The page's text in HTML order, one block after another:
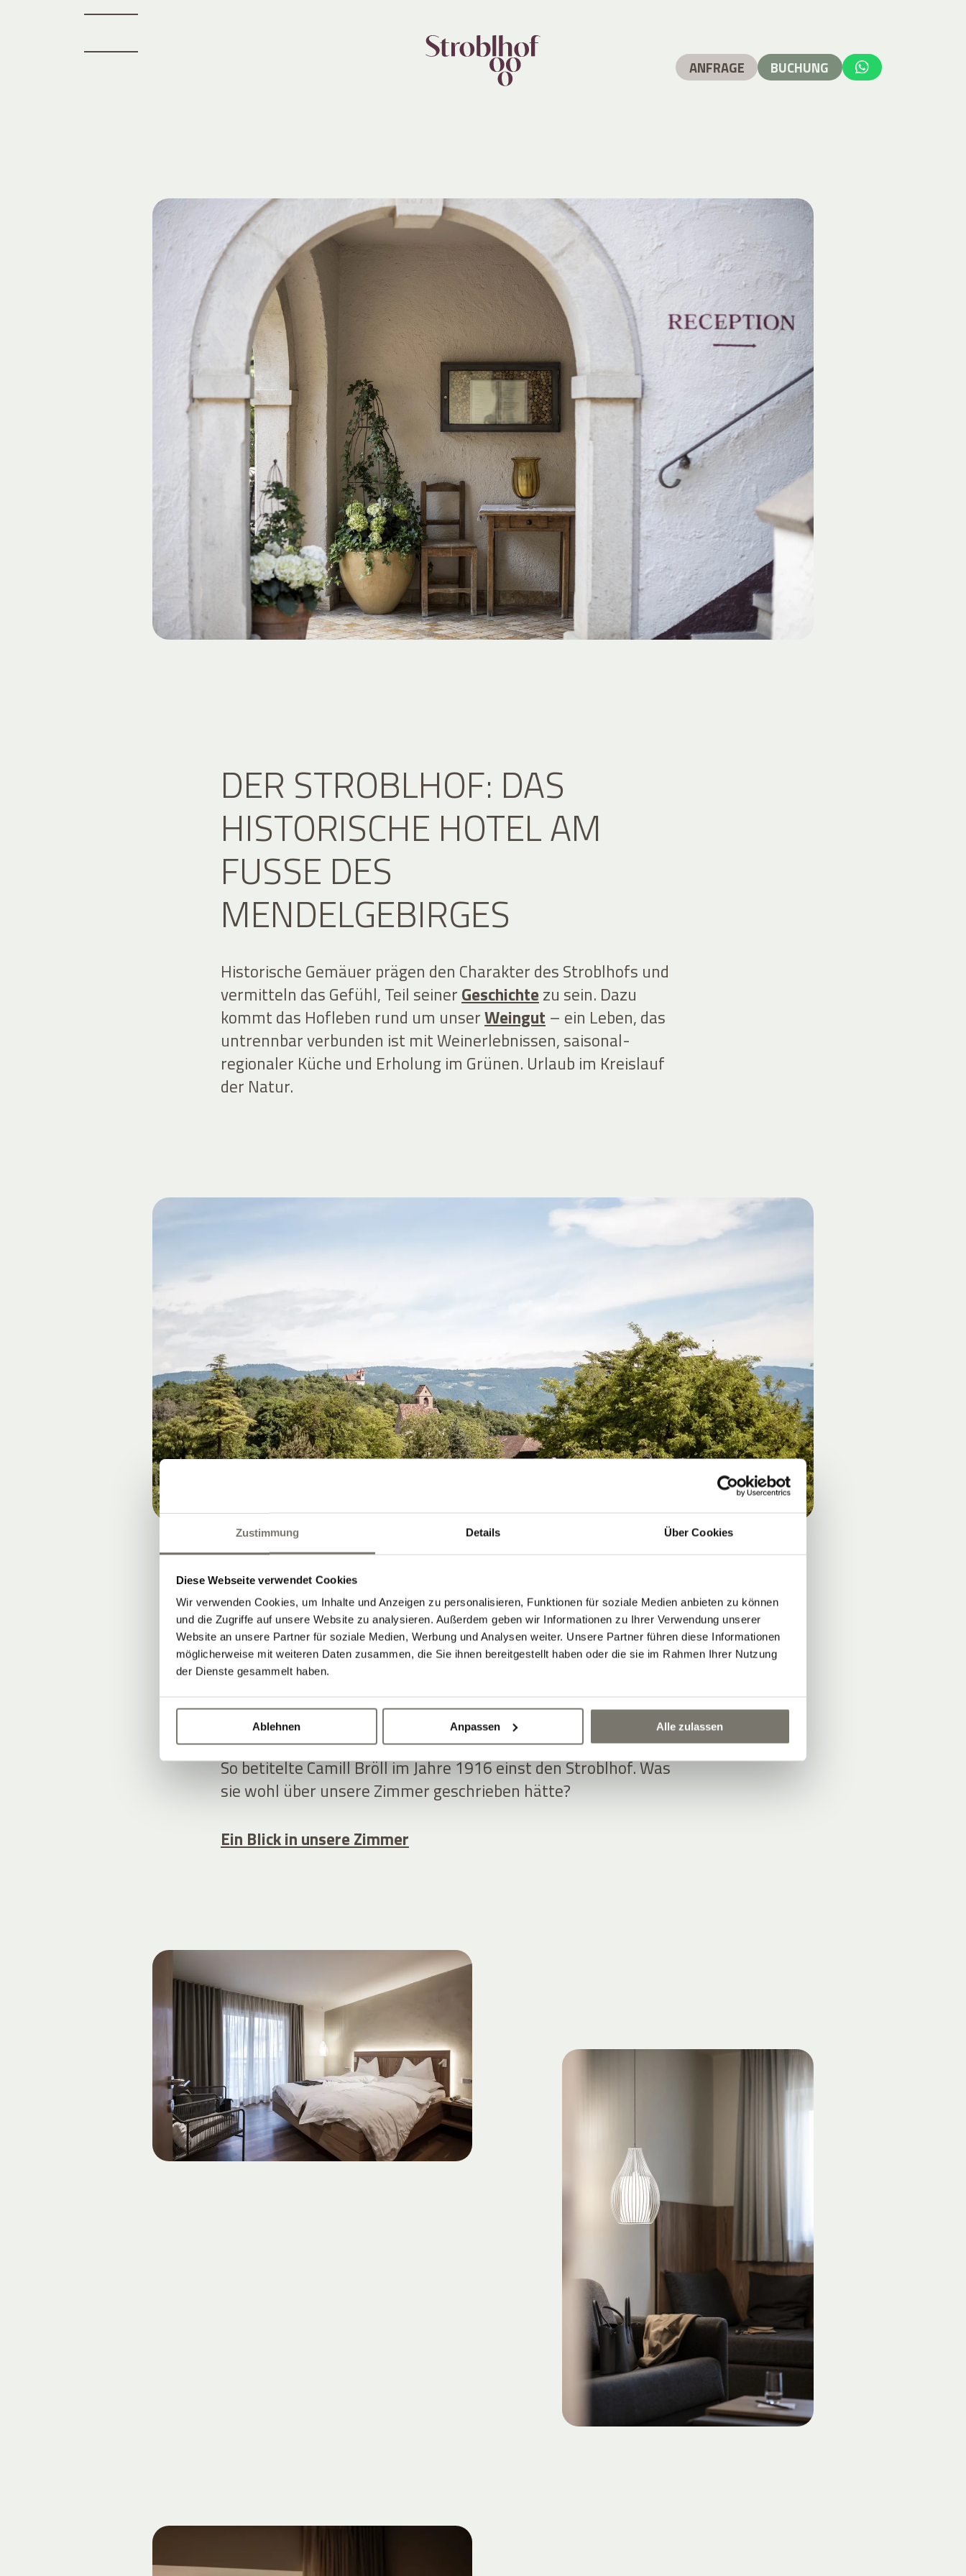
Zustimmung Details Über Cookies
Diese Webseite verwendet Cookies
Wir verwenden Cookies, um Inhalte und Anzeigen zu personalisieren, Funktionen für soziale Medien anbieten zu können
und die Zugriffe auf unsere Website zu analysieren. Außerdem geben wir Informationen zu Ihrer Verwendung unserer
Website an unsere Partner für soziale Medien, Werbung und Analysen weiter. Unsere Partner führen diese Informationen
möglicherweise mit weiteren Daten zusammen, die Sie ihnen bereitgestellt haben oder die sie im Rahmen Ihrer Nutzung
der Dienste gesammelt haben.
Ablehnen Anpassen Alle zulassen
DER STROBLHOF: DAS
HISTORISCHE HOTEL AM
FUSSE DES M
ENDELGEBIRGES
Historische Gemäuer prägen den Charakter des Stroblhofs und
vermitteln das Gefühl, Teil seiner Geschichte zu sein. Dazu
kommt das Hofleben rund um unserWeingut – ein Leben, das
untrennbar verbunden ist mit Weinerlebnissen, saisonal-
regionaler Küche und Erholung im Grünen. Urlaub im Kreislauf
der Natur.
WOHNEN IM »SCHÖNSTEN
ANWESEN VON GANZ
ÜBERETSCH«
So betitelte Camill Bröll im Jahre 1916 einst den Stroblhof. Was
sie wohl über unsere Zimmer geschrieben hätte?
Ein Blick in unsere Zimmer
ANFRAGE BUCHUNG